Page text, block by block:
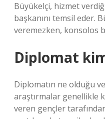
Büyükelçi, hizmet
başkanını temsil eder.
veremezken, konsolos
Diplomat
Diplomatın ne olduğu
araştırmalar genellikle
veren gençler